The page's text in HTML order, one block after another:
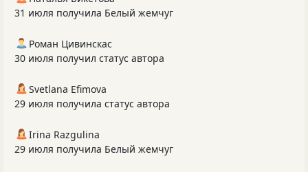
31 июля получила Белый жемчуг
Роман Цивинскас
30 июля получил статус автора
Svetlana Efimova
29 июля получила статус автора
Irina Razgulina
29 июля получила Белый жемчуг